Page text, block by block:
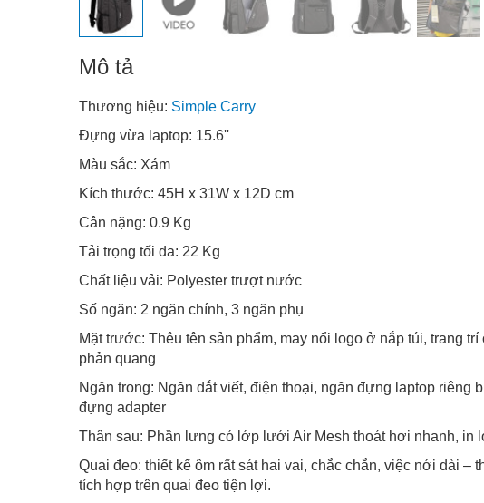
Mô tả
Thương hiệu: Simple Carry
Đựng vừa laptop: 15.6''
Màu sắc: Xám
Kích thước: 45H x 31W x 12D cm
Cân nặng: 0.9 Kg
Tải trọng tối đa: 22 Kg
Chất liệu vải: Polyester trượt nước
Số ngăn: 2 ngăn chính, 3 ngăn phụ
Mặt trước: Thêu tên sản phẩm, may nổi logo ở nắp túi, trang
phản quang
Ngăn trong: Ngăn dắt viết, điện thoại, ngăn đựng laptop
đựng adapter
Thân sau: Phần lưng có lớp lưới Air Mesh thoát hơi nhanh, in
Quai đeo: thiết kế ôm rất sát hai vai, chắc chắn, việc nới dài –
tích hợp trên quai đeo tiện lợi.